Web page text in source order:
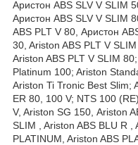
Аристон ABS SLV V SLIM
Аристон ABS SLV V SLIM
ABS PLT V 80, Аристон
30, Ariston ABS PLT V
Ariston ABS PLT V SLIM
Platinum 100; Ariston
Ariston Ti Tronic Best Slim;
ER 80, 100 V; NTS 100
V, Ariston SG 150, Ariston
SLIM , Ariston ABS BLU R ,
PLATINUM, Ariston ABS